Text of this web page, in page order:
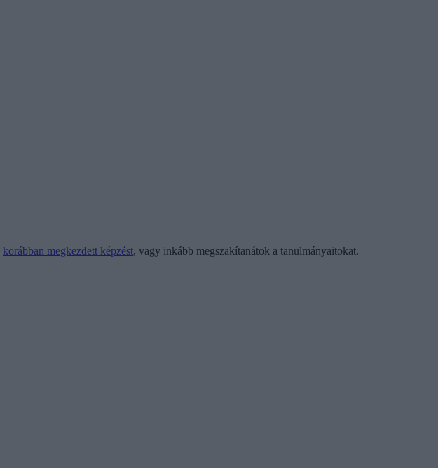
korábban megkezdett képzést, vagy inkább megszakítanátok a tanulmányaitokat.